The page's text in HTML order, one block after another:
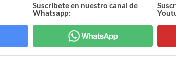
Suscríbete en nuestro canal de
Whatsapp: